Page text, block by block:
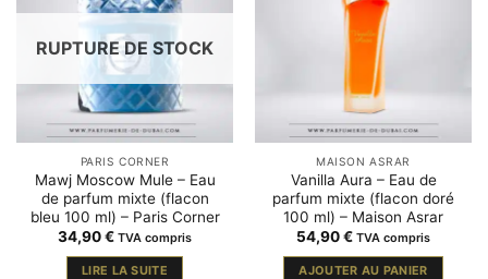
RUPTURE DE STOCK
PARIS CORNER
Mawj Moscow Mule – Eau
de parfum mixte (flacon
bleu 100 ml) – Paris Corner
34,90€ TVA compris
LIRE LA SUITE
MAISON ASRAR
Vanilla Aura – Eau de
parfum mixte (flacon doré
100 ml) – Maison Asrar
54,90€ TVA compris
AJOUTER AU PANIER